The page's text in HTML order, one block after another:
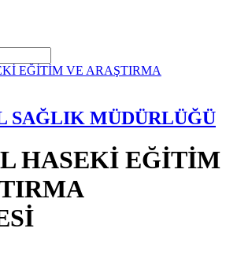
SAĞLIK MÜDÜRLÜĞÜ
HASEKİ EĞİTİM